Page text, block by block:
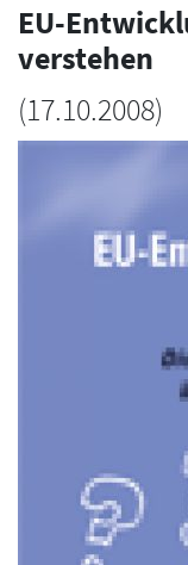
EU-
verstehen
(17.10.2008)